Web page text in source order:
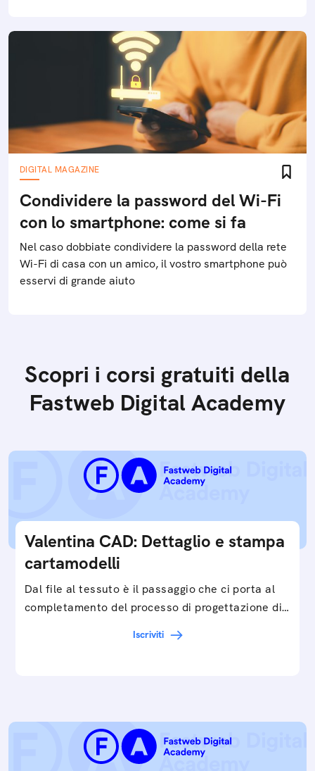
DIGITAL MAGAZINE
Condividere la password del Wi-Fi
con lo smartphone: come si fa
Nel caso dobbiate condividere la password della rete
Wi-Fi di casa con un amico, il vostro smartphone può
esservi di grande aiuto
Scopri i corsi gratuiti della
Fastweb Digital Academy
Valentina CAD: Dettaglio e stampa
cartamodelli
Dal file al tessuto è il passaggio che ci porta al
completamento del processo di progettazione di
Iscriviti